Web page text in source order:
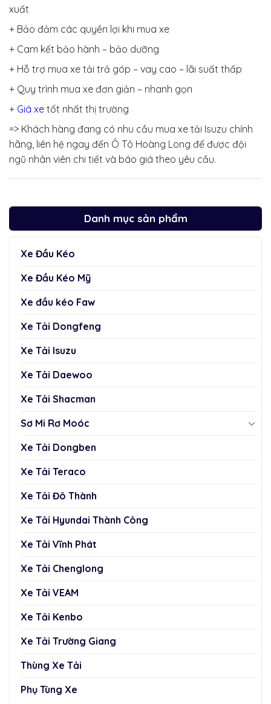
Danh mục sản phẩm
Xe Đầu Kéo
Xe Đầu Kéo Mỹ
Xe đầu kéo Faw
Xe Tải Dongfeng
Xe Tải Isuzu
Xe Tải Daewoo
Xe Tải Shacman
Sơ Mi Rơ Moóc
Xe Tải Dongben
Xe Tải Teraco
Xe Tải Đô Thành
Xe Tải Hyundai Thành Công
Xe Tải Vĩnh Phát
Xe Tải Chenglong
Xe Tải VEAM
Xe Tải Kenbo
Xe Tải Trường Giang
Thùng Xe Tải
Phụ Tùng Xe
xuất
+ Bảo đảm các quyền lợi khi mua xe
+ Cam kết bảo hành – bảo dưỡng
+ Hỗ trợ mua xe tải trả góp – vay cao – lãi suất thấp
+ Quy trình mua xe đơn giản – nhanh gọn
+ Giá xe tốt nhất thị trường
=> Khách hàng đang có nhu cầu mua xe tải Isuzu chính
hãng, liên hệ ngay đến Ô Tô Hoàng Long để được đội
ngũ nhân viên chi tiết và báo giá theo yêu cầu.